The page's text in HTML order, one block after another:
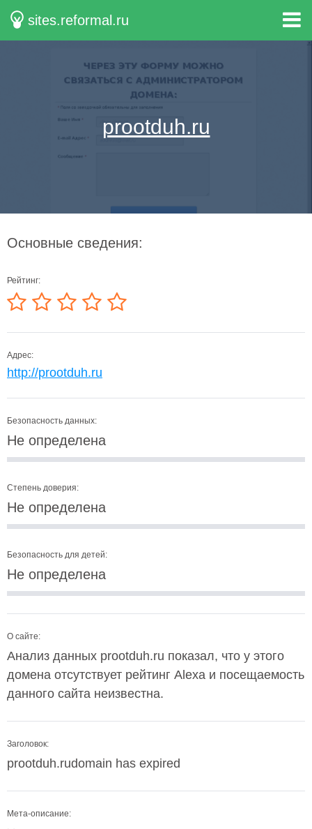
sites.reformal.ru
prootduh.ru
Основные сведения:
Рейтинг:
Адрес:
http://prootduh.ru
Безопасность данных:
Не определена
Степень доверия:
Не определена
Безопасность для детей:
Не определена
О сайте:
Анализ данных prootduh.ru показал, что у этого
домена отсутствует рейтинг Alexa и посещаемость
данного сайта неизвестна.
Заголовок:
prootduh.rudomain has expired
Мета-описание: